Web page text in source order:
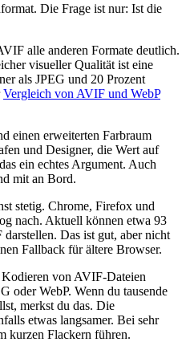
Die Frage ist nur: Ist die
alle anderen Formate deutlich.
visueller Qualität ist eine
als JPEG und 20 Prozent
Vergleich von AVIF und WebP
einen erweiterten Farbraum
und Designer, die Wert auf
ein echtes Argument. Auch
mit an Bord.
stetig. Chrome, Firefox und
nach. Aktuell können etwa 93
Das ist gut, aber nicht
Fallback für ältere Browser.
von AVIF-Dateien
oder WebP. Wenn du tausende
merkst du das. Die
etwas langsamer. Bei sehr
kurzen Flackern führen.